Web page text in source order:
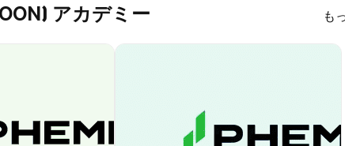
アカデミー も